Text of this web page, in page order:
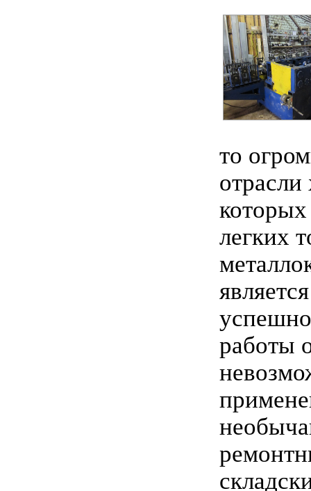
то
отрасли
которых
легких
работы